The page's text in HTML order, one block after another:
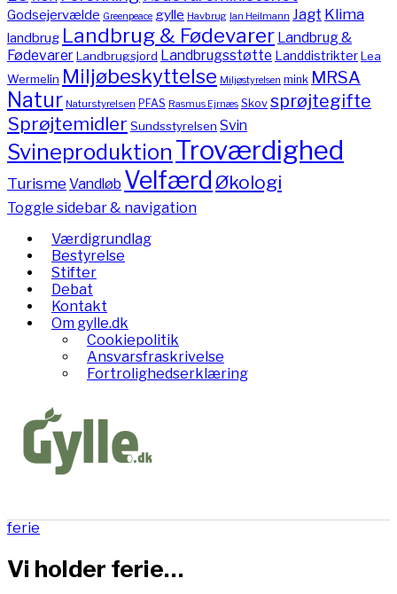
Godsejervælde Greenpeace gylle Havbrug Ian Heilmann Jagt Klima
landbrug Landbrug & Fødevarer Landbrug &
FødevarerLandbrugsjord Landbrugsstøtte LanddistrikterLea
Wermelin Miljøbeskyttelse Miljøstyrelsen mink MRSA
Natur Naturstyrelsen PFAS Rasmus Ejrnæs Skov sprøjtegifte
Sprøjtemidler Sundsstyrelsen Svin
Svineproduktion Troværdighed
TurismeVandløb Velfærd Økologi
Toggle sidebar & navigation
Værdigrundlag
Bestyrelse
Stifter
Debat
Kontakt
Om gylle.dk
Cookiepolitik
Ansvarsfraskrivelse
Fortrolighedserklæring
ferie
Vi holder ferie…